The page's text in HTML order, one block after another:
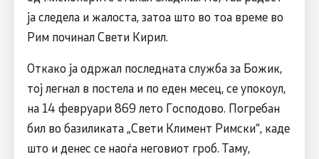
ја следела и жалоста, затоа што во тоа време во
Рим починал Свети Кирил.
Откако ја одржал последната служба за Божик,
тој легнал в постела и по еден месец, се упокоул,
на 14 февруари 869 лето Господово. Погребан
бил во базиликата „Свети Климент Римски“, каде
што и денес се наоѓа неговиот гроб. Таму,